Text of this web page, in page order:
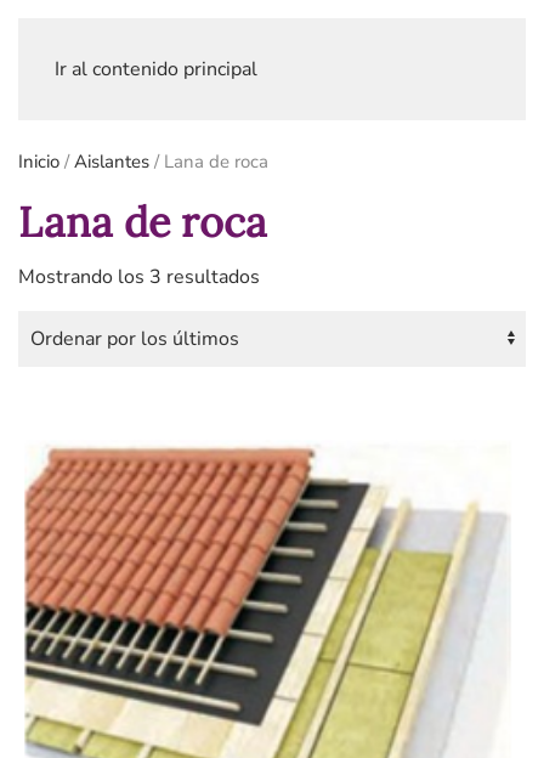
Ir al contenido principal
Inicio /Aislantes / Lana de roca
Lana de roca
Mostrando los 3 resultados